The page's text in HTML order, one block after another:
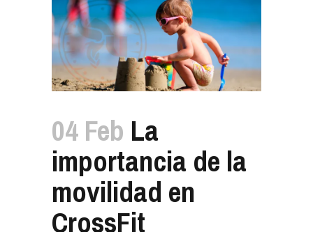
04 Feb La
importancia de la
movilidad en
CrossFit